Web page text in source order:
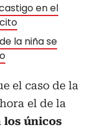
en el
la niña se
el caso de la
el de la
los únicos